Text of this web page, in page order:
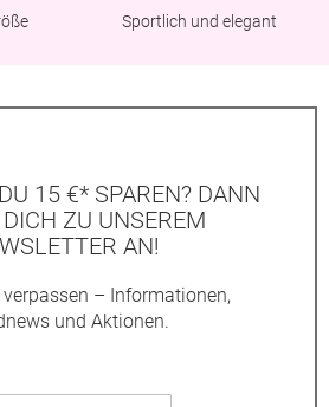
Sportlich und elegant
15 €* SPAREN? DANN
ZU UNSEREM
AN!
– Informationen,
und Aktionen.